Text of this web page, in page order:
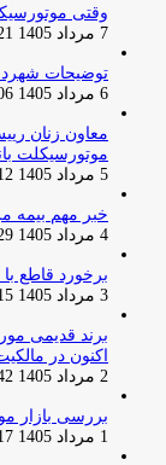
وقتی
7 مرداد 1405 22:21
توضیحات
6 مرداد 1405 19:06
معاون زنان
موتورسیکلت
5 مرداد 1405 20:12
خبر مهم بیمه
4 مرداد 1405 22:29
برخورد قاطع
3 مرداد 1405 20:15
اکنون در
2 مرداد 1405 20:42
بررسی بازار
1 مرداد 1405 17:17